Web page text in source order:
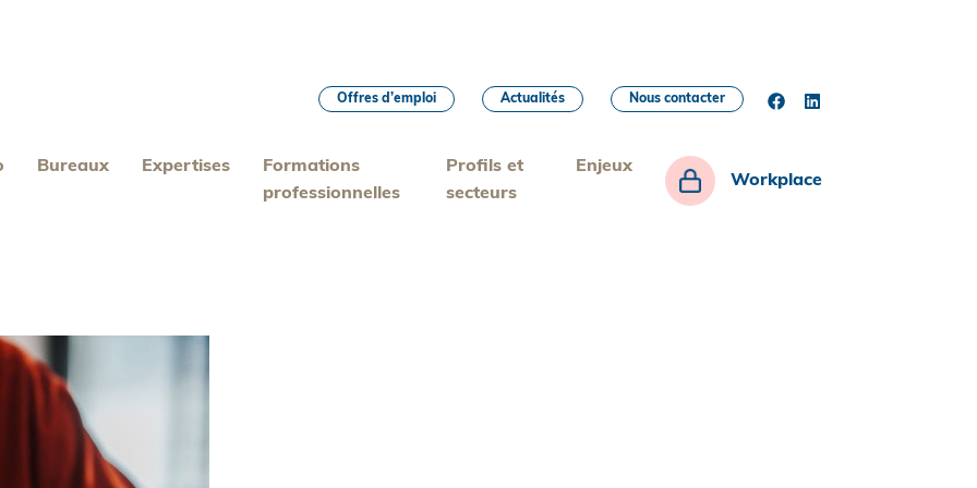
Bureaux Expertises
Formations
professionnelles
Profils et
secteurs
Enjeux
Workplace
Offres d’emploi Actualités Nous contacter